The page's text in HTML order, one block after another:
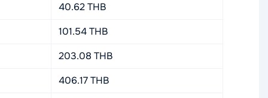
40.62 THB
101.54 THB
203.08 THB
406.17 THB